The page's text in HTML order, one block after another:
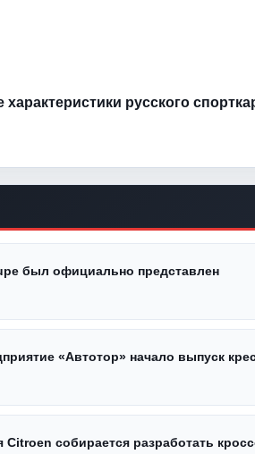
русского
был официально представлен
«Автотор» начало выпуск
Citroen собирается разработать